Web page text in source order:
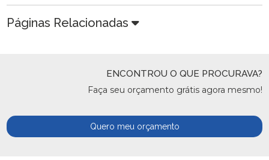
Páginas Relacionadas
ENCONTROU O QUE PROCURAVA?
Faça seu orçamento grátis agora mesmo!
Quero meu orçamento